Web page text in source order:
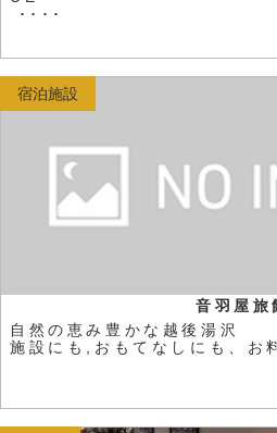
････
音羽屋旅
自然の恵み豊かな越後湯沢
施設にも,おもてなしにも、お
宿泊施設